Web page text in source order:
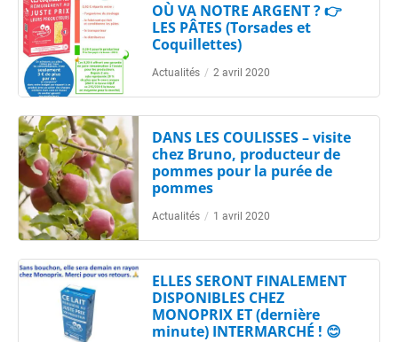
OÙ VA NOTRE ARGENT ? 👉
LES PÂTES (Torsades et
Coquillettes)
Actualités / 2 avril 2020
DANS LES COULISSES – visite
chez Bruno, producteur de
pommes pour la purée de
pommes
Actualités / 1 avril 2020
ELLES SERONT FINALEMENT
DISPONIBLES CHEZ
MONOPRIX ET (dernière
minute) INTERMARCHÉ ! 😊